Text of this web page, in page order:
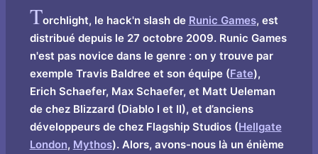
Torchlight, le hack'n slash de Runic Games, est
distribué depuis le 27 octobre 2009. Runic Games
n'est pas novice dans le genre : on y trouve par
exemple Travis Baldree et son équipe (Fate),
Erich Schaefer, Max Schaefer, et Matt Ueleman
de chez Blizzard (Diablo I et II), et d’anciens
développeurs de chez Flagship Studios (Hellgate
London, Mythos). Alors, avons-nous là un énième